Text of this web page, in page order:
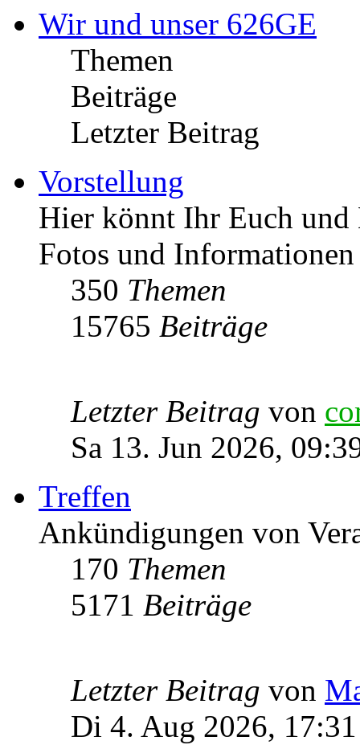
Wir und unser 626GE
Themen
Beiträge
Letzter Beitrag
Vorstellung
Hier könnt Ihr Euch
Fotos und Informationen
350 Themen
15765 Beiträge
Letzter Beitrag von
Sa 13. Jun 2026,
Treffen
Ankündigungen von
170 Themen
5171 Beiträge
Letzter Beitrag von
Di 4. Aug 2026, 17:31